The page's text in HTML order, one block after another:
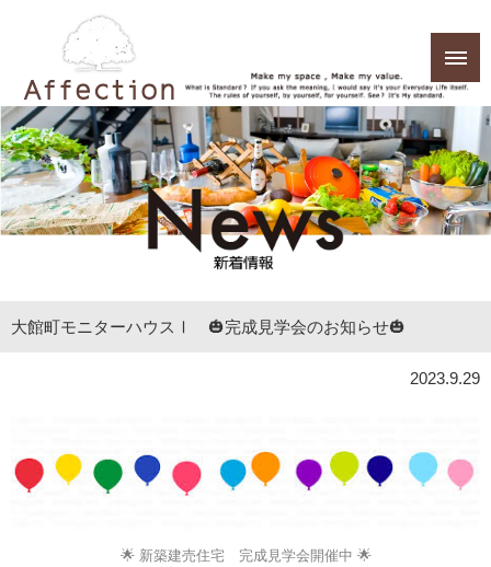
大館町モニターハウスⅠ 🎃完成見学会のお知らせ🎃
2023.9.29
🌟 新築建売住宅 完成見学会開催中 🌟